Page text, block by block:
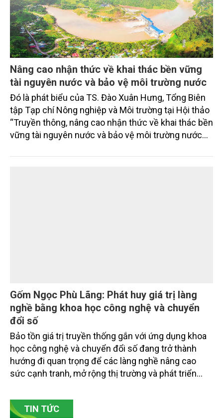
chén, dĩa... từ mo cau đã được thị trường trong nước
và quốc tế đón nhận.
“Truyền thông, nâng cao nhận thức về khai thác bền
vững tài nguyên nước và bảo vệ môi trường nước
xuyên biên giới” do Tạp chí Nông nghiệp và Môi
trường phối hợp với Sở Nông nghiệp và Môi trường
tỉnh Lai Châu tổ chức ngày 10/7/2026. Hội thảo thu
hút sự tham gia của hơn 100 đại biểu là lãnh đạo
các đơn vị thuộc Bộ Nông nghiệp và Môi trường,
doanh nghiệp ở các tỉnh miền núi phía Bắc.